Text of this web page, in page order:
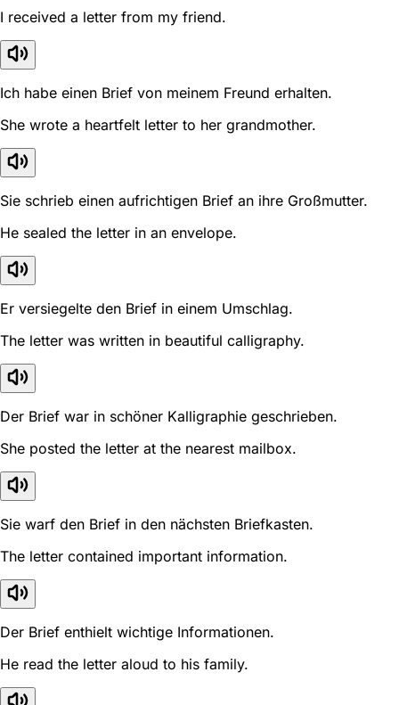
I received a letter from my friend.
Ich habe einen Brief von meinem Freund erhalten.
She wrote a heartfelt letter to her grandmother.
Sie schrieb einen aufrichtigen Brief an ihre Großmutter.
He sealed the letter in an envelope.
Er versiegelte den Brief in einem Umschlag.
The letter was written in beautiful calligraphy.
Der Brief war in schöner Kalligraphie geschrieben.
She posted the letter at the nearest mailbox.
Sie warf den Brief in den nächsten Briefkasten.
The letter contained important information.
Der Brief enthielt wichtige Informationen.
He read the letter aloud to his family.